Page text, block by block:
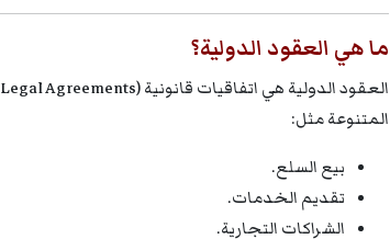
ما هي العقود الدولية؟
المتنوعة مثل:
بيع السلع.
تقديم الخدمات.
الشراكات التجارية.